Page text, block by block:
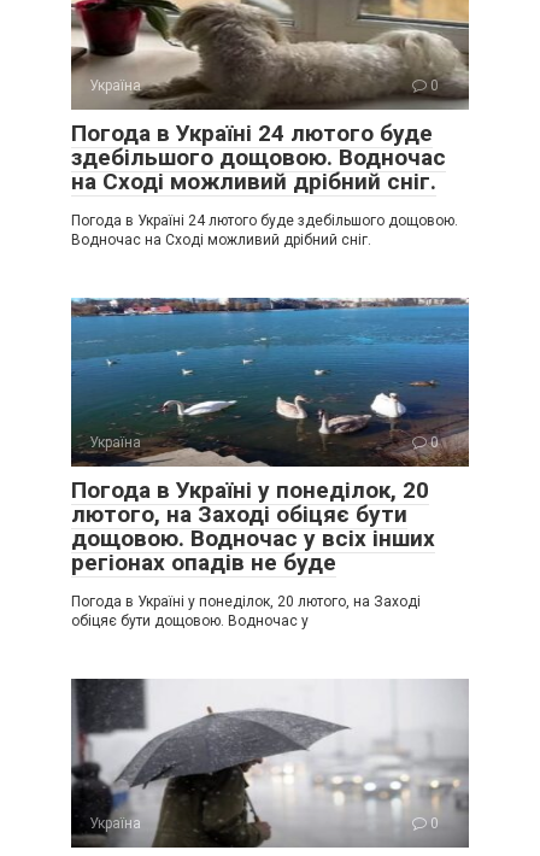
Україна 0
Погода в Україні 24 лютого буде
здебільшого дощовою. Водночас
на Сході можливий дрібний сніг.
Погода в Україні 24 лютого буде здебільшого дощовою.
Водночас на Сході можливий дрібний сніг.
Україна 0
Погода в Україні у понеділок, 20
лютого, на Заході обіцяє бути
дощовою. Водночас у всіх інших
регіонах опадів не буде
Погода в Україні у понеділок, 20 лютого, на Заході
обіцяє бути дощовою. Водночас у
Україна 0